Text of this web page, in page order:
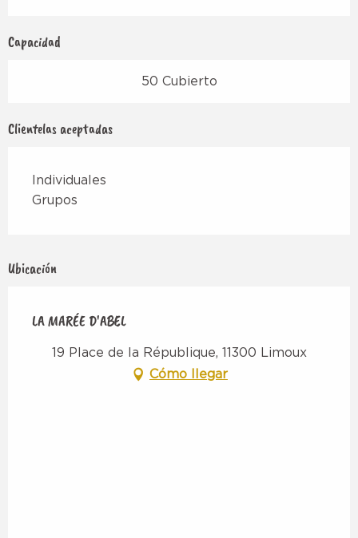
Capacidad
50 Cubierto
Clientelas aceptadas
Individuales
Grupos
Ubicación
LA MARÉE D'ABEL
19 Place de la République, 11300 Limoux
Cómo llegar